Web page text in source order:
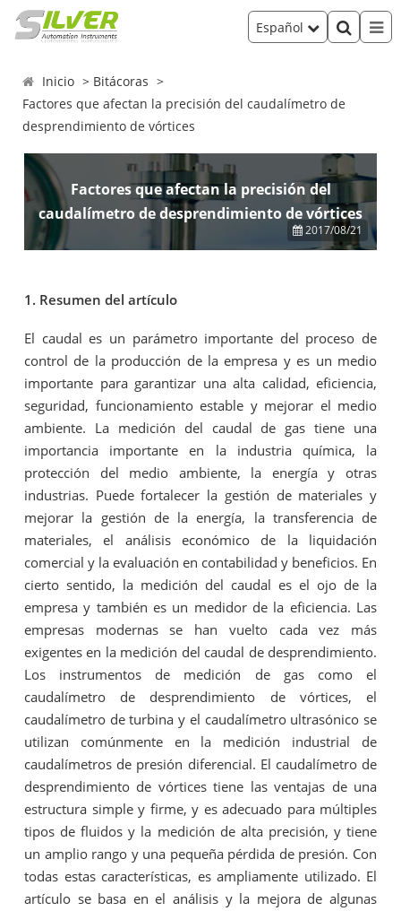
Español
Inicio
Bitácoras
Factores que afectan la precisión del caudalímetro de
desprendimiento de vórtices
Factores que afectan la precisión del
caudalímetro de desprendimiento de vórtices
2017/08/21
1. Resumen del artículo
El caudal es un parámetro importante del proceso de
control de la producción de la empresa y es un medio
importante para garantizar una alta calidad, eficiencia,
seguridad, funcionamiento estable y mejorar el medio
ambiente. La medición del caudal de gas tiene una
importancia importante en la industria química, la
protección del medio ambiente, la energía y otras
industrias. Puede fortalecer la gestión de materiales y
mejorar la gestión de la energía, la transferencia de
materiales, el análisis económico de la liquidación
comercial y la evaluación en contabilidad y beneficios. En
cierto sentido, la medición del caudal es el ojo de la
empresa y también es un medidor de la eficiencia. Las
empresas modernas se han vuelto cada vez más
exigentes en la medición del caudal de desprendimiento.
Los instrumentos de medición de gas como el
caudalímetro de desprendimiento de vórtices, el
caudalímetro de turbina y el caudalímetro ultrasónico se
utilizan comúnmente en la medición industrial de
caudalímetros de presión diferencial. El caudalímetro de
desprendimiento de vórtices tiene las ventajas de una
estructura simple y firme, y es adecuado para múltiples
tipos de fluidos y la medición de alta precisión, y tiene
un amplio rango y una pequeña pérdida de presión. Con
todas estas características, es ampliamente utilizado. El
artículo se basa en el análisis y la mejora de algunas